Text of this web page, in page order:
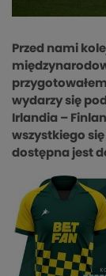
Przed nami
wydarzy się
Irlandia –
wszystkiego
dostępna jest